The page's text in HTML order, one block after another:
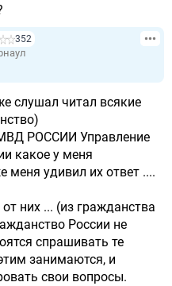
352
слушал читал всякие
РОССИИ Управление
какое у меня
меня удивил их ответ ....
них ... (из гражданства
России не
спрашивать те
занимаются, и
свои вопросы.